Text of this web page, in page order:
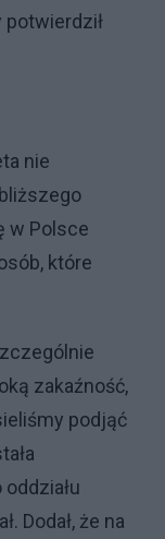
potwierdził
nie
w Polsce
które
zakaźność,
podjąć
Dodał, że na